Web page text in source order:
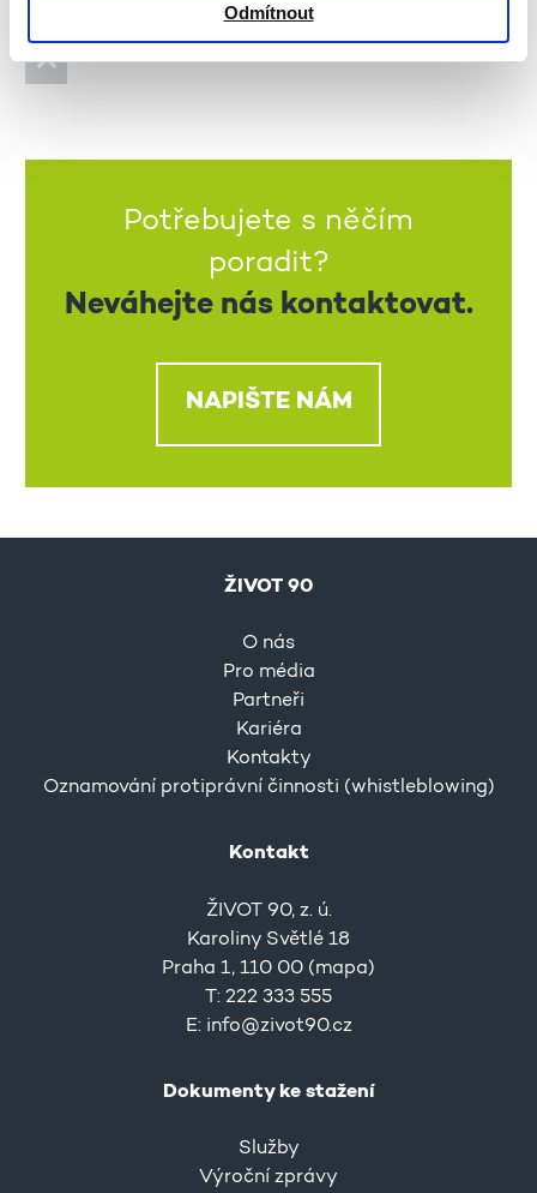
Odmítnout
Potřebujete s něčím
poradit?
Neváhejte nás kontaktovat.
NAPIŠTE NÁM
ŽIVOT 90
O nás
Pro média
Partneři
Kariéra
Kontakty
Oznamování protiprávní činnosti (whistleblowing)
Kontakt
ŽIVOT 90, z. ú.
Karoliny Světlé 18
Praha 1, 110 00 (mapa)
T: 222 333 555
E: info@zivot90.cz
Dokumenty ke stažení
Služby
Výroční zprávy